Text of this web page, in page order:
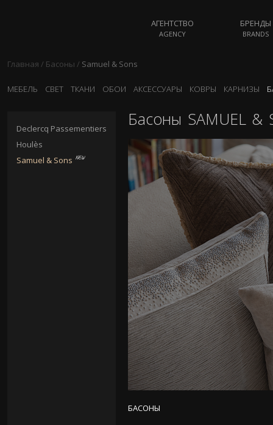
АГЕНТСТВО
AGENCY
БРЕНДЫ
BRANDS
Главная / Басоны / Samuel & Sons
МЕБЕЛЬ СВЕТ ТКАНИ ОБОИ АКСЕССУАРЫ КОВРЫ КАРНИЗЫ
Declercq Passementiers
Houlès
Samuel & Sons
Басоны SAMUEL &
БАСОНЫ